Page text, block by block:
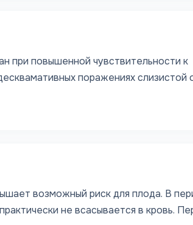
при повышенной чувствительности к
поражениях слизистой
возможный риск для плода. В
не всасывается в кровь.